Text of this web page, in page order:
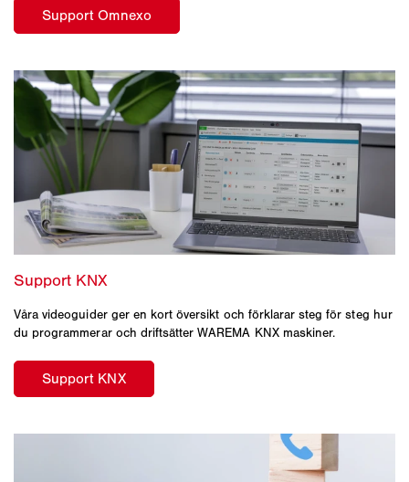
Våra videoguider ger en kort översikt och förklarar steg för steg hur
du programmerar och driftsätter WAREMA KNX maskiner.